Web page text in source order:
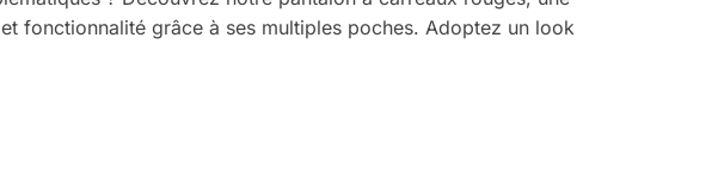
fonctionnalité grâce à ses multiples poches. Adoptez un look